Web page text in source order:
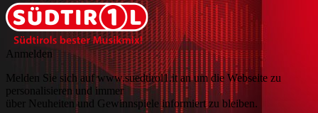
Anmelden
Melden Sie sich auf www.suedtirol1.it an um die Webseite zu
personalisieren und immer
über Neuheiten und Gewinnspiele informiert zu bleiben.